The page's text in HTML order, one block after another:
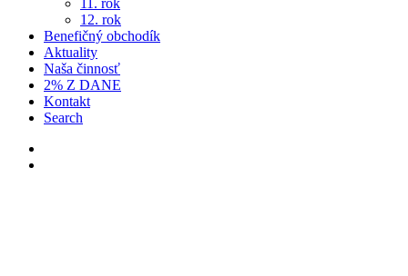
11. rok
12. rok
Benefičný obchodík
Aktuality
Naša činnosť
2% Z DANE
Kontakt
Search